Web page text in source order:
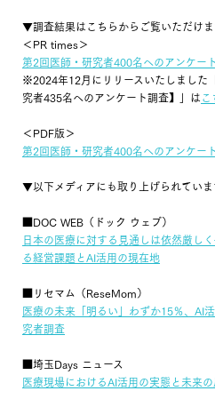
▼調査結果はこちらからご覧いただけま
＜PR times＞
第2回医師・研究者400名へのアンケー
※2024年12月にリリースいたしました
究者435名へのアンケート調査】」はこ
＜PDF版＞
第2回医師・研究者400名へのアンケー
▼以下メディアにも取り上げられていま
■DOC WEB（ドック ウェブ）
日本の医療に対する見通しは依然厳
る経営課題とAI活用の現在地
■リセマム（ReseMom）
医療の未来「明るい」わずか15％、AI
究者調査
■埼玉Days ニュース
医療現場におけるAI活用の実態と未来